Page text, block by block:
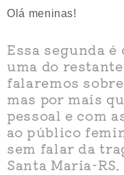
Olá meninas!
Essa segunda
uma do
falaremos
mas por mais
pessoal e com
ao público
sem falar da
Santa Maria-RS.